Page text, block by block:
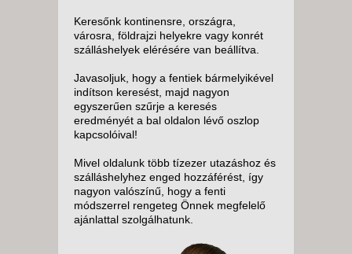
Keresőnk kontinensre, országra,
városra, földrajzi helyekre vagy konrét
szálláshelyek elérésére van beállítva.
Javasoljuk, hogy a fentiek bármelyikével
indítson keresést, majd nagyon
egyszerűen szűrje a keresés
eredményét a bal oldalon lévő oszlop
kapcsolóival!
Mivel oldalunk több tízezer utazáshoz és
szálláshelyhez enged hozzáférést, így
nagyon valószínű, hogy a fenti
módszerrel rengeteg Önnek megfelelő
ajánlattal szolgálhatunk.